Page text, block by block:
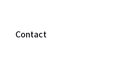
Contact